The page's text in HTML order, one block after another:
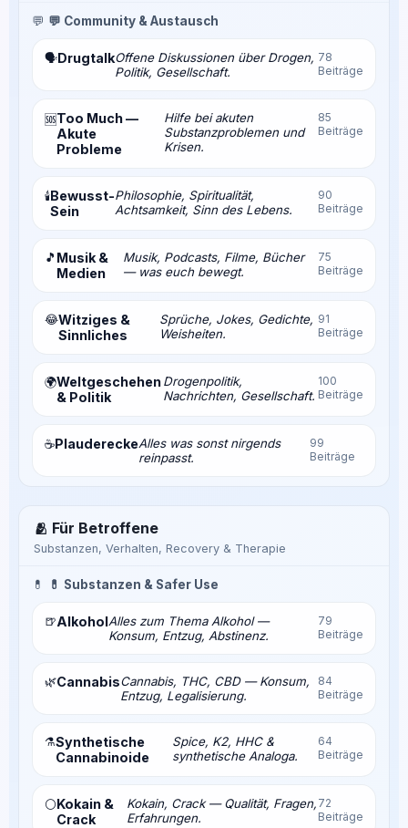
💬 💬 Community & Austausch
🗣️DrugtalkOffene Diskussionen über Drogen,
Politik, Gesellschaft.
78
Beiträge
🆘Too Much —
Akute
Probleme
Hilfe bei akuten
Substanzproblemen und
Krisen.
85
Beiträge
🕯️Bewusst-
Sein
Philosophie, Spiritualität,
Achtsamkeit, Sinn des Lebens.
90
Beiträge
🎵 Musik &
Medien
Musik, Podcasts, Filme, Bücher
— was euch bewegt.
75
Beiträge
😂Witziges &
Sinnliches
Sprüche, Jokes, Gedichte,
Weisheiten.
91
Beiträge
🌍Weltgeschehen
& Politik
Drogenpolitik,
Nachrichten, Gesellschaft.
100
Beiträge
☕PlaudereckeAlles was sonst nirgends
reinpasst.
99
Beiträge
🫂 Für Betroffene
Substanzen, Verhalten, Recovery & Therapie
💊 💊 Substanzen & Safer Use
🍺AlkoholAlles zum Thema Alkohol —
Konsum, Entzug, Abstinenz.
79
Beiträge
🌿CannabisCannabis, THC, CBD — Konsum,
Entzug, Legalisierung.
84
Beiträge
⚗️Synthetische
Cannabinoide
Spice, K2, HHC &
synthetische Analoga.
64
Beiträge
⚪Kokain &
Crack
Kokain, Crack — Qualität, Fragen,
Erfahrungen.
72
Beiträge